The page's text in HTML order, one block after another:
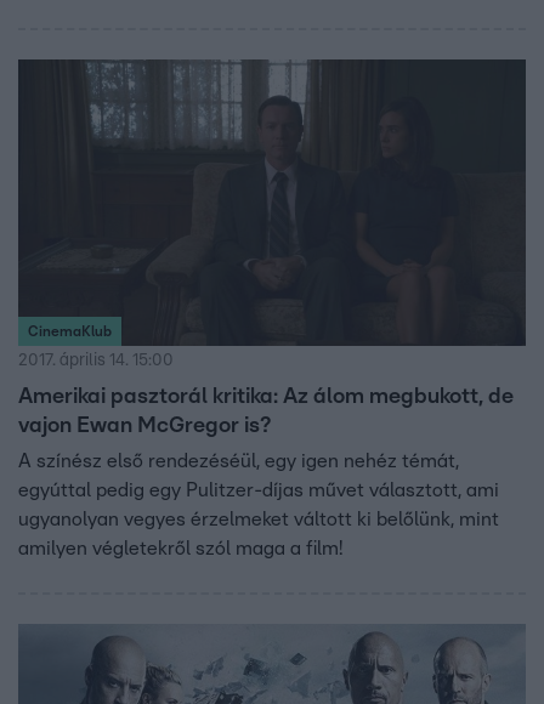
CinemaKlub
2017. április 14. 15:00
Amerikai pasztorál kritika: Az álom megbukott, de
vajon Ewan McGregor is?
A színész első rendezéséül, egy igen nehéz témát,
egyúttal pedig egy Pulitzer-díjas művet választott, ami
ugyanolyan vegyes érzelmeket váltott ki belőlünk, mint
amilyen végletekről szól maga a film!